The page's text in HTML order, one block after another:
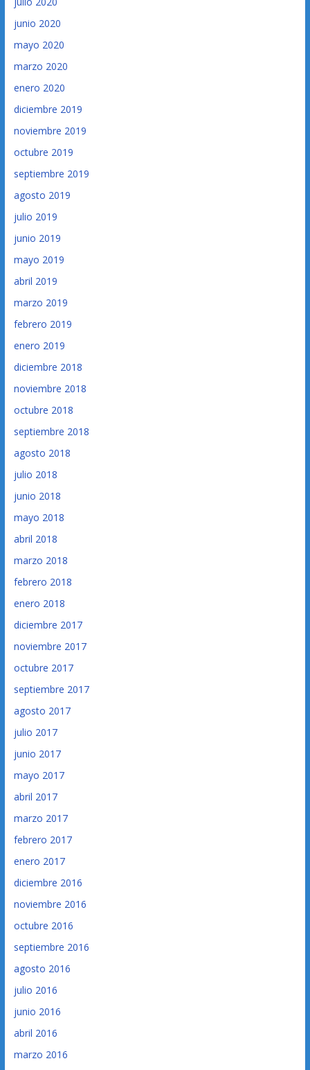
junio 2020
mayo 2020
marzo 2020
enero 2020
diciembre 2019
noviembre 2019
octubre 2019
septiembre 2019
agosto 2019
julio 2019
junio 2019
mayo 2019
abril 2019
marzo 2019
febrero 2019
enero 2019
diciembre 2018
noviembre 2018
octubre 2018
septiembre 2018
agosto 2018
julio 2018
junio 2018
mayo 2018
abril 2018
marzo 2018
febrero 2018
enero 2018
diciembre 2017
noviembre 2017
octubre 2017
septiembre 2017
agosto 2017
julio 2017
junio 2017
mayo 2017
abril 2017
marzo 2017
febrero 2017
enero 2017
diciembre 2016
noviembre 2016
octubre 2016
septiembre 2016
agosto 2016
julio 2016
junio 2016
abril 2016
marzo 2016